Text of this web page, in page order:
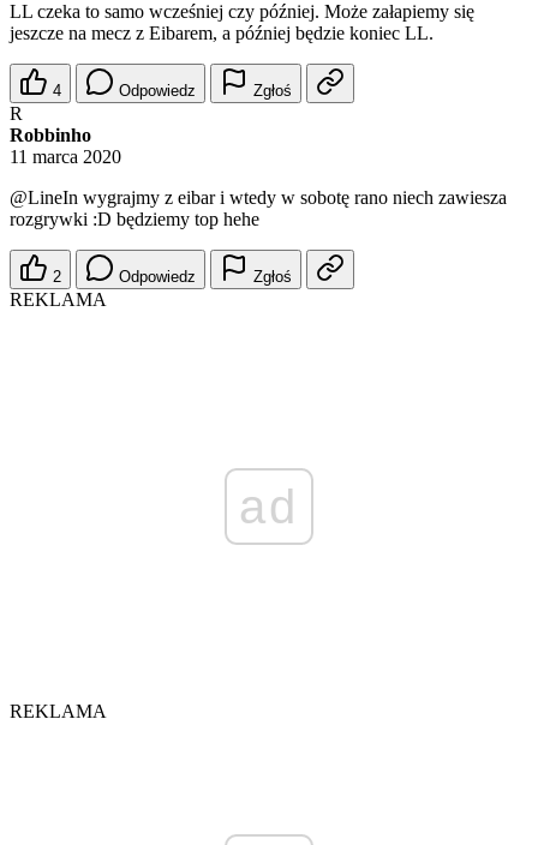
LL czeka to samo wcześniej czy później. Może załapiemy się
jeszcze na mecz z Eibarem, a później będzie koniec LL.
4 Odpowiedz Zgłoś
R
Robbinho
11 marca 2020
@LineIn wygrajmy z eibar i wtedy w sobotę rano niech zawiesza
rozgrywki :D będziemy top hehe
2 Odpowiedz Zgłoś
REKLAMA
ad
REKLAMA